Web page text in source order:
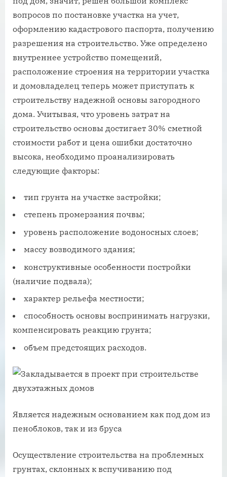
вопросов по постановке участка на учет,
оформлению кадастрового паспорта, получению
разрешения на строительство. Уже определено
внутреннее устройство помещений,
расположение строения на территории участка
и домовладелец теперь может приступать к
строительству надежной основы загородного
дома. Учитывая, что уровень затрат на
строительство основы достигает 30% сметной
стоимости работ и цена ошибки достаточно
высока, необходимо проанализировать
следующие факторы:
тип грунта на участке застройки;
степень промерзания почвы;
уровень расположение водоносных слоев;
массу возводимого здания;
конструктивные особенности постройки
(наличие подвала);
характер рельефа местности;
способность основы воспринимать нагрузки,
компенсировать реакцию грунта;
объем предстоящих расходов.
Является надежным основанием как под дом из
пеноблоков, так и из бруса
Осуществление строительства на проблемных
грунтах, склонных к вспучиванию под